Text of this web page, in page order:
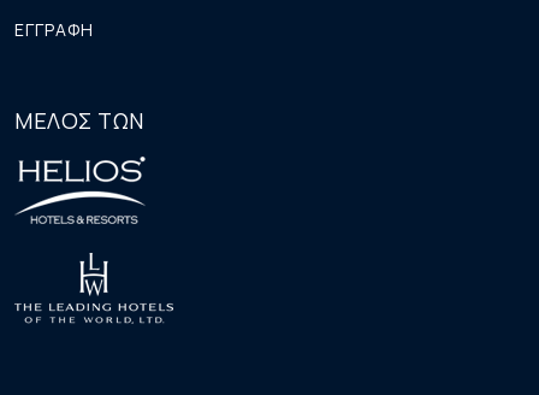
ΕΓΓΡΑΦΗ
ΜΕΛΟΣ ΤΩΝ